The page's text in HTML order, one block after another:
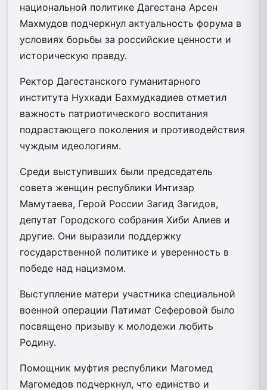
национальной политике Дагестана Арсен
Махмудов подчеркнул актуальность форума в
условиях борьбы за российские ценности и
историческую правду.
Ректор Дагестанского гуманитарного
института Нухкади Бахмудкадиев отметил
важность патриотического воспитания
подрастающего поколения и противодействия
чуждым идеологиям.
Среди выступивших были председатель
совета женщин республики Интизар
Мамутаева, Герой России Загид Загидов,
депутат Городского собрания Хиби Алиев и
другие. Они выразили поддержку
государственной политике и уверенность в
победе над нацизмом.
Выступление матери участника специальной
военной операции Патимат Сеферовой было
посвящено призыву к молодежи любить
Родину.
Помощник муфтия республики Магомед
Магомедов подчеркнул, что единство и